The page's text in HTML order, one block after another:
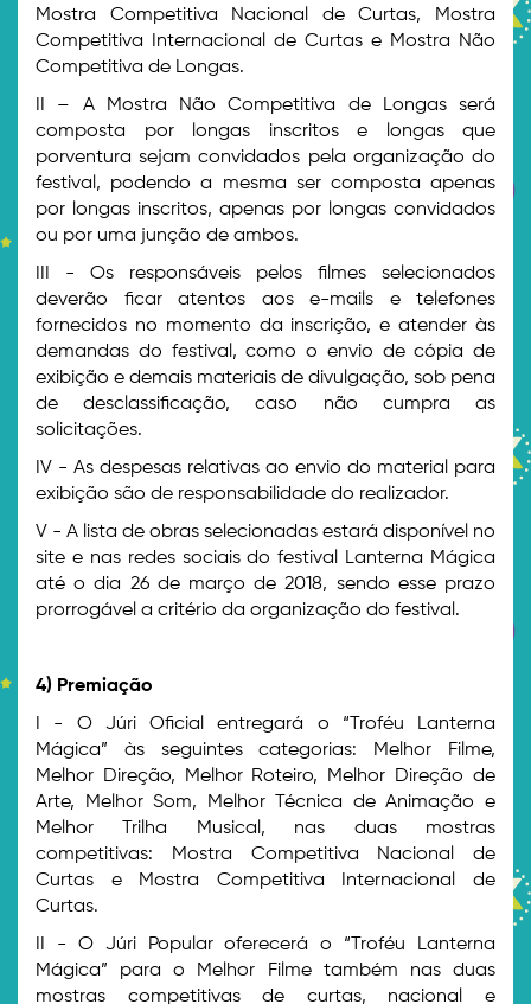
Mostra Competitiva Nacional de Curtas, Mostra
Competitiva Internacional de Curtas e Mostra Não
Competitiva de Longas.
II – A Mostra Não Competitiva de Longas será
composta por longas inscritos e longas que
porventura sejam convidados pela organização do
festival, podendo a mesma ser composta apenas
por longas inscritos, apenas por longas convidados
ou por uma junção de ambos.
III - Os responsáveis pelos filmes selecionados
deverão ficar atentos aos e-mails e telefones
fornecidos no momento da inscrição, e atender às
demandas do festival, como o envio de cópia de
exibição e demais materiais de divulgação, sob pena
de desclassificação, caso não cumpra as
solicitações.
IV - As despesas relativas ao envio do material para
exibição são de responsabilidade do realizador.
V - A lista de obras selecionadas estará disponível no
site e nas redes sociais do festival Lanterna Mágica
até o dia 26 de março de 2018, sendo esse prazo
prorrogável a critério da organização do festival.
4) Premiação
I - O Júri Oficial entregará o “Troféu Lanterna
Mágica” às seguintes categorias: Melhor Filme,
Melhor Direção, Melhor Roteiro, Melhor Direção de
Arte, Melhor Som, Melhor Técnica de Animação e
Melhor Trilha Musical, nas duas mostras
competitivas: Mostra Competitiva Nacional de
Curtas e Mostra Competitiva Internacional de
Curtas.
II - O Júri Popular oferecerá o “Troféu Lanterna
Mágica” para o Melhor Filme também nas duas
mostras competitivas de curtas, nacional e